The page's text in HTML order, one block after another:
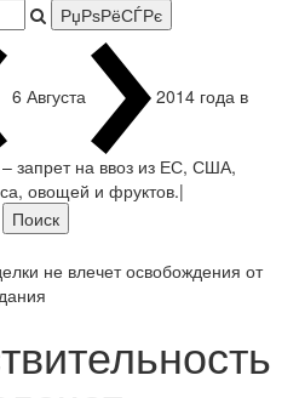
6 Августа 2014 года в
запрет на ввоз из ЕС, США,
овощей и фруктов.|
не влечет освобождения от